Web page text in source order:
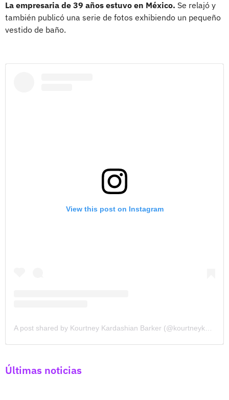
La empresaria de 39 años estuvo en México. Se relajó y
también publicó una serie de fotos exhibiendo un pequeño
vestido de baño.
View this post on Instagram
A post shared by Kourtney Kardashian Barker (@kourtneykardash)
Últimas noticias